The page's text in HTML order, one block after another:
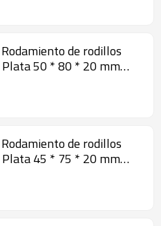
de rodillos
50 * 80 * 20 mm
de rodillos
45 * 75 * 20 mm